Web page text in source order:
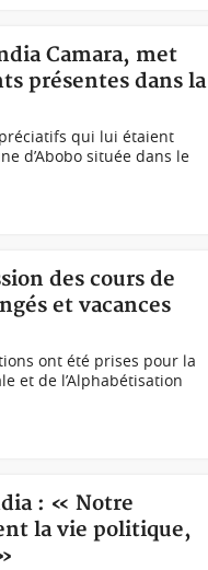
Camara, met
présentes dans la
qui lui étaient
d’Abobo située dans le
des cours de
et vacances
ont été prises pour la
et de l’Alphabétisation
: « Notre
la vie politique,